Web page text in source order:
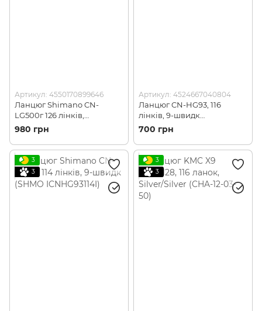
Артикул: 4550170899646
Ланцюг Shimano CN-
LG500г 126 лінків,
LINKGLIDE 9/10/11-швидк,
+QUICK-LINK (SHMN
ICNLG500126Q )
980 грн
Артикул: 4524667040804
Ланцюг CN-HG93, 116
лінків, 9-швидк
(CNHG93116I)
700 грн
3
3
3
3